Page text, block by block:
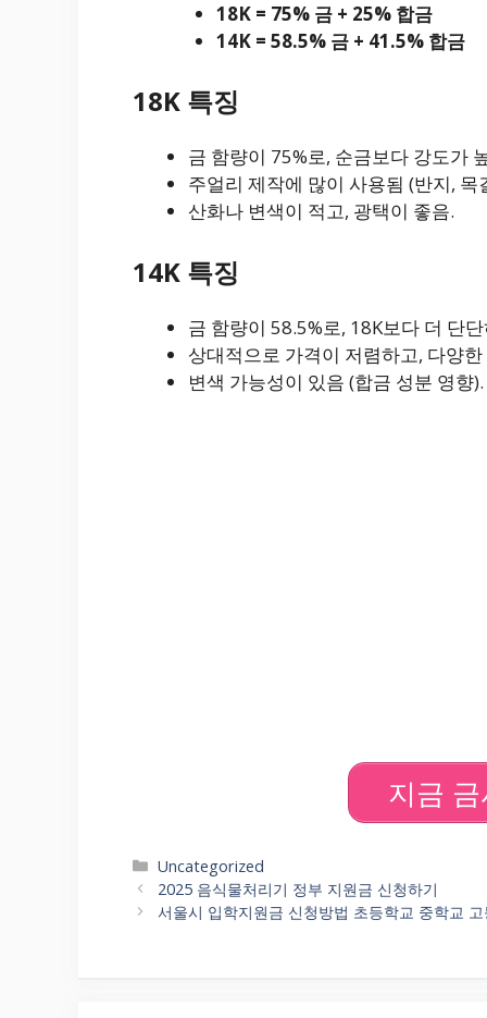
18K = 75% 금 + 25% 합금
14K = 58.5% 금 + 41.5% 합금
18K 특징
금 함량이 75%로, 순금보다 강도가
주얼리 제작에 많이 사용됨 (반지, 목
산화나 변색이 적고, 광택이 좋음.
14K 특징
금 함량이 58.5%로, 18K보다 더 단
상대적으로 가격이 저렴하고, 다양
변색 가능성이 있음 (합금 성분 영향).
지금
Categories
Uncategorized
2025 음식물처리기 정부 지원금 신청하기
서울시 입학지원금 신청방법 초등학교 중학교